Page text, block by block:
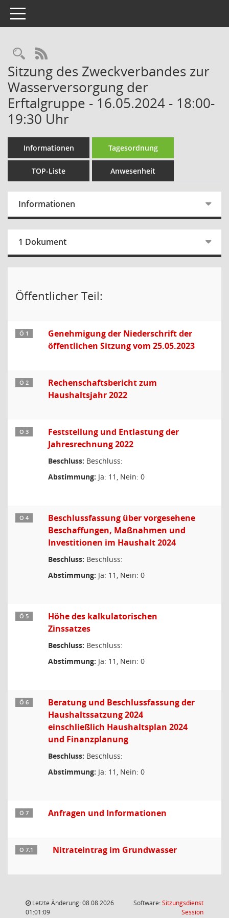
Toggle navigation
RSS-Feed
Sitzung des Zweckverbandes zur
Wasserversorgung der
Erftalgruppe - 16.05.2024 - 18:00-
19:30 Uhr
Informationen Tagesordnung
TOP-Liste Anwesenheit
Informationen
1 Dokument
Öffentlicher Teil:
Ö 1
Genehmigung der Niederschrift der
öffentlichen Sitzung vom 25.05.2023
Ö 2
Rechenschaftsbericht zum
Haushaltsjahr 2022
Ö 3
Feststellung und Entlastung der
Jahresrechnung 2022
Beschluss: Beschluss:
Abstimmung: Ja: 11, Nein: 0
Ö 4
Beschlussfassung über vorgesehene
Beschaffungen, Maßnahmen und
Investitionen im Haushalt 2024
Beschluss: Beschluss:
Abstimmung: Ja: 11, Nein: 0
Ö 5
Höhe des kalkulatorischen
Zinssatzes
Beschluss: Beschluss:
Abstimmung: Ja: 11, Nein: 0
Ö 6
Beratung und Beschlussfassung der
Haushaltssatzung 2024
einschließlich Haushaltsplan 2024
und Finanzplanung
Beschluss: Beschluss:
Abstimmung: Ja: 11, Nein: 0
Ö 7 Anfragen und Informationen
Ö 7.1 Nitrateintrag im Grundwasser
Letzte Änderung: 08.08.2026
01:01:09
Software:Sitzungsdienst
Session(Wird in